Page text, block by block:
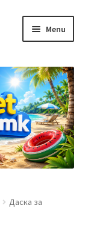
Menu
Даска за